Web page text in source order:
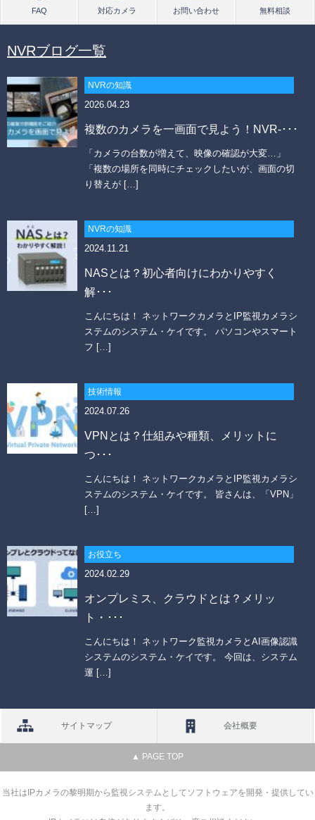
NVRブログ一覧
NVRの知識
2026.04.23
複数のカメラを一画面で見よう！NVR-･･･
「カメラの台数が増えて、映像の確認が大変…」
「複数の場所を同時にチェックしたいが、画面の切
り替えが […]
NVRの知識
2024.11.21
NASとは？初心者向けにわかりやすく
解･･･
こんにちは！ ネットワークカメラとIP監視カメラシ
ステムのシステム・ケイです。 パソコンやスマート
フ […]
技術情報
2024.07.26
VPNとは？仕組みや種類、メリットに
つ･･･
こんにちは！ ネットワークカメラとIP監視カメラシ
ステムのシステム・ケイです。 皆さんは、「VPN」
[…]
お役立ち
2024.02.29
オンプレミス、クラウドとは？メリッ
ト・･･･
こんにちは！ ネットワーク監視カメラとAI画像認識
システムのシステム・ケイです。 今回は、システム
運 […]
サイトマップ 会社概要
▲ PAGE TOP
当社はIPカメラの黎明期から監視システムとしてソフトウェアを開発・提供してい
ます。